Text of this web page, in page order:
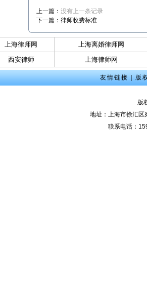
上一篇： 没有上一条记录
下一篇： 律师收费标准
上海律师网
上海离婚律师网
西安律师 上海律师网
友情链接|版
版
地址：上海市徐汇区
联系电话：